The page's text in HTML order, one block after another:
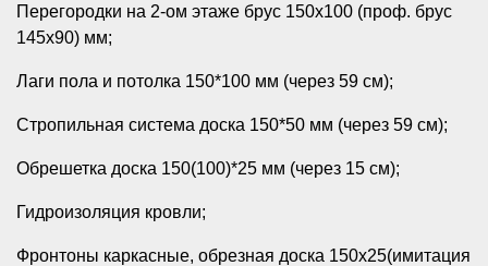
Перегородки на 2-ом этаже брус 150х100 (проф. брус
145х90) мм;
Лаги пола и потолка 150*100 мм (через 59 см);
Стропильная система доска 150*50 мм (через 59 см);
Обрешетка доска 150(100)*25 мм (через 15 см);
Гидроизоляция кровли;
Фронтоны каркасные, обрезная доска 150х25(имитация